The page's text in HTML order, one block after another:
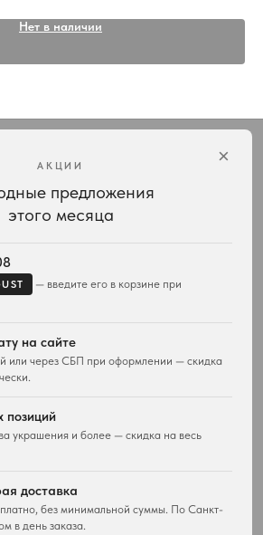
Нет в наличии
×
АКЦИИ
предложения
этого месяца
— введите его в корзине при
на сайте
или через СБП при оформлении — скидка
позиций
украшения и более — скидка на весь
доставка
без минимальной суммы. По Санкт-
в день заказа.
Vivienne Westwood с доставкой по всей России
О магазине
Новости и проекты
Все материалы